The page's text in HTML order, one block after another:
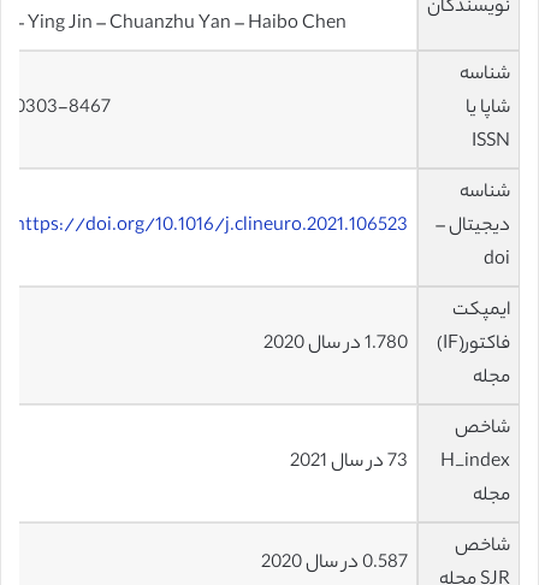
نویسندگان
– Ying Jin – Chuanzhu Yan – Haibo Chen
شناسه
شاپا یا
ISSN
0303-8467
شناسه
دیجیتال –
doi
https://doi.org/10.1016/j.clineuro.2021.106523
ایمپکت
فاکتور(IF)
مجله
1.780 در سال 2020
شاخص
H_index
مجله
73 در سال 2021
شاخص
0.587 در سال 2020